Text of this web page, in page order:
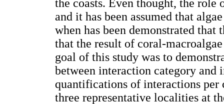
the coasts. Even thought, the
and it has been assumed that
when has been demonstrated
that the result of coral-
goal of this study was to
between interaction category and
quantifications of interactions per
three representative localities at